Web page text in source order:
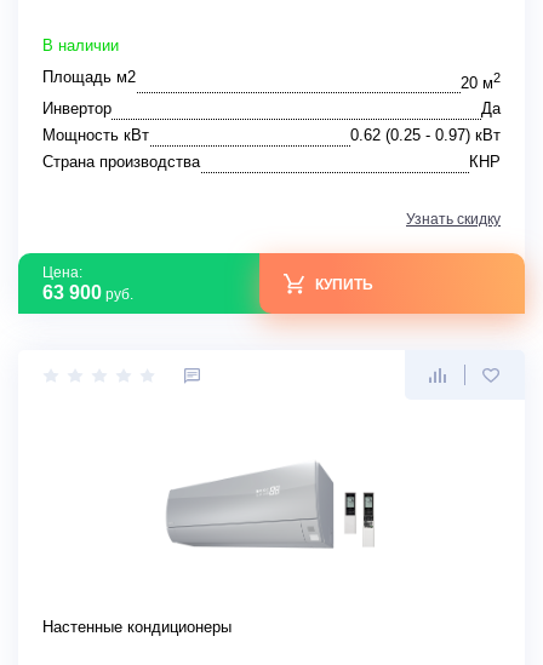
В наличии
Площадь м2
20 м2
Инвертор
Да
Мощность кВт
0.62 (0.25 - 0.97) кВт
Страна производства
КНР
Узнать скидку
Цена:
63 900 руб.
КУПИТЬ
Настенные кондиционеры